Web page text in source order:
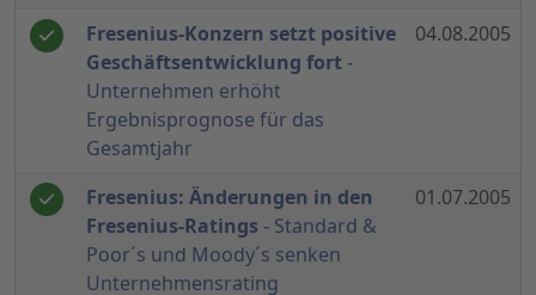
Fresenius-Konzern setzt positive
Geschäftsentwicklung fort-
Unternehmen erhöht
Ergebnisprognose für das
Gesamtjahr
04.08.2005
Fresenius: Änderungen in den
Fresenius-Ratings - Standard &
Poor´s und Moody´s senken
Unternehmensrating
01.07.2005